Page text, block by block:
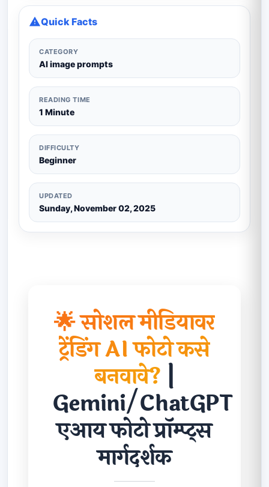
Quick Facts
CATEGORY
AI image prompts
READING TIME
1 Minute
DIFFICULTY
Beginner
UPDATED
Sunday, November 02, 2025
🌟 सोशल मीडियावर
ट्रेंडिंग AI फोटो कसे
बनवावे? |
Gemini/ChatGPT
एआय फोटो प्रॉम्प्ट्स
मार्गदर्शक